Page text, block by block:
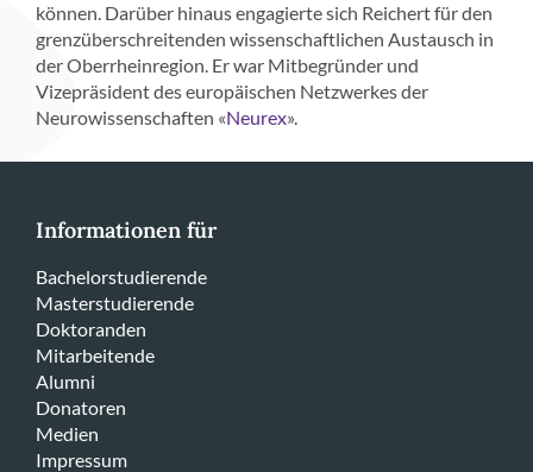
können. Darüber hinaus engagierte sich Reichert für den
grenzüberschreitenden wissenschaftlichen Austausch in
der Oberrheinregion. Er war Mitbegründer und
Vizepräsident des europäischen Netzwerkes der
Neurowissenschaften «Neurex».
Informationen für
Bachelorstudierende
Masterstudierende
Doktoranden
Mitarbeitende
Alumni
Donatoren
Medien
Impressum